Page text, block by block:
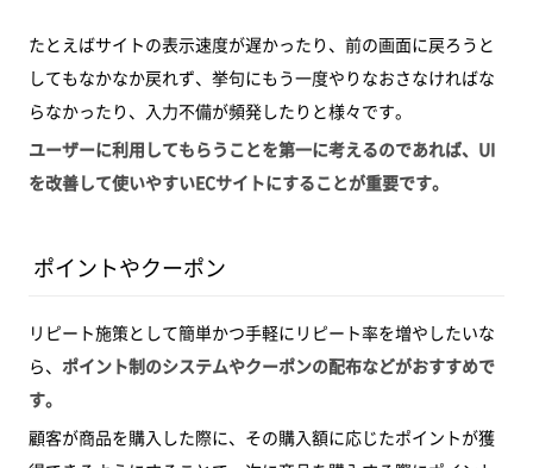
たとえばサイトの表示速度が遅かったり、前の画面に戻ろうと
してもなかなか戻れず、挙句にもう一度やりなおさなければな
らなかったり、入力不備が頻発したりと様々です。
ユーザーに利用してもらうことを第一に考えるのであれば、UI
を改善して使いやすいECサイトにすることが重要です。
ポイントやクーポン
リピート施策として簡単かつ手軽にリピート率を増やしたいな
ら、 ポイント制のシステムやクーポンの配布などがおすすめで
す。
顧客が商品を購入した際に、その購入額に応じたポイントが獲